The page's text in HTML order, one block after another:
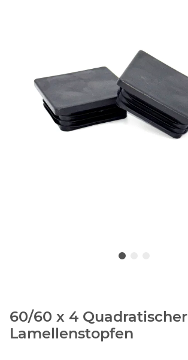
60/60 x 4 Quadratischer
Lamellenstopfen